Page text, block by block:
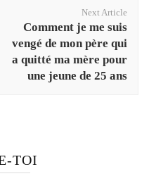
Next Article
Comment je me suis
vengé de mon père qui
a quitté ma mère pour
une jeune de 25 ans
TOI